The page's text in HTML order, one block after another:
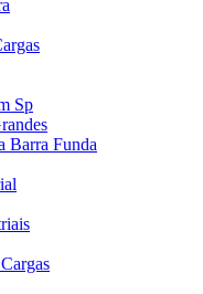
Sp
Barra Funda